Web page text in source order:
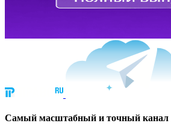
Cамый масштабный и точный канал